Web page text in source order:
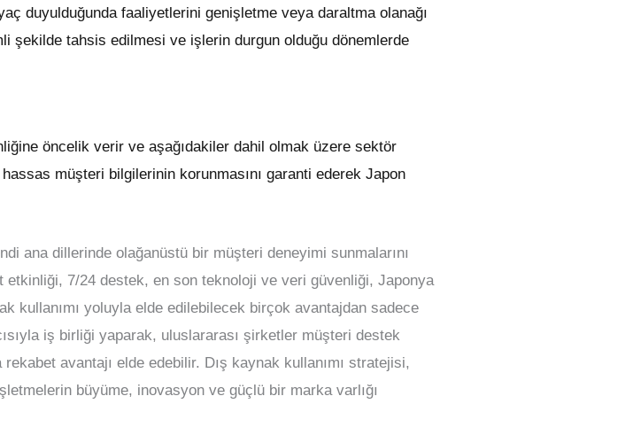
duyulduğunda faaliyetlerini genişletme veya daraltma olanağı
şekilde tahsis edilmesi ve işlerin durgun olduğu dönemlerde
öncelik verir ve aşağıdakiler dahil olmak üzere sektör
müşteri bilgilerinin korunmasını garanti ederek Japon
ana dillerinde olağanüstü bir müşteri deneyimi sunmalarını
7/24 destek, en son teknoloji ve veri güvenliği, Japonya
kullanımı yoluyla elde edilebilecek birçok avantajdan sadece
iş birliği yaparak, uluslararası şirketler müşteri destek
avantajı elde edebilir. Dış kaynak kullanımı stratejisi,
büyüme, inovasyon ve güçlü bir marka varlığı